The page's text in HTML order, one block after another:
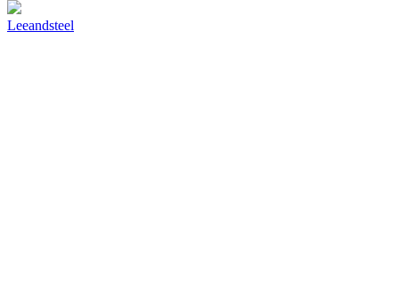
Leeandsteel